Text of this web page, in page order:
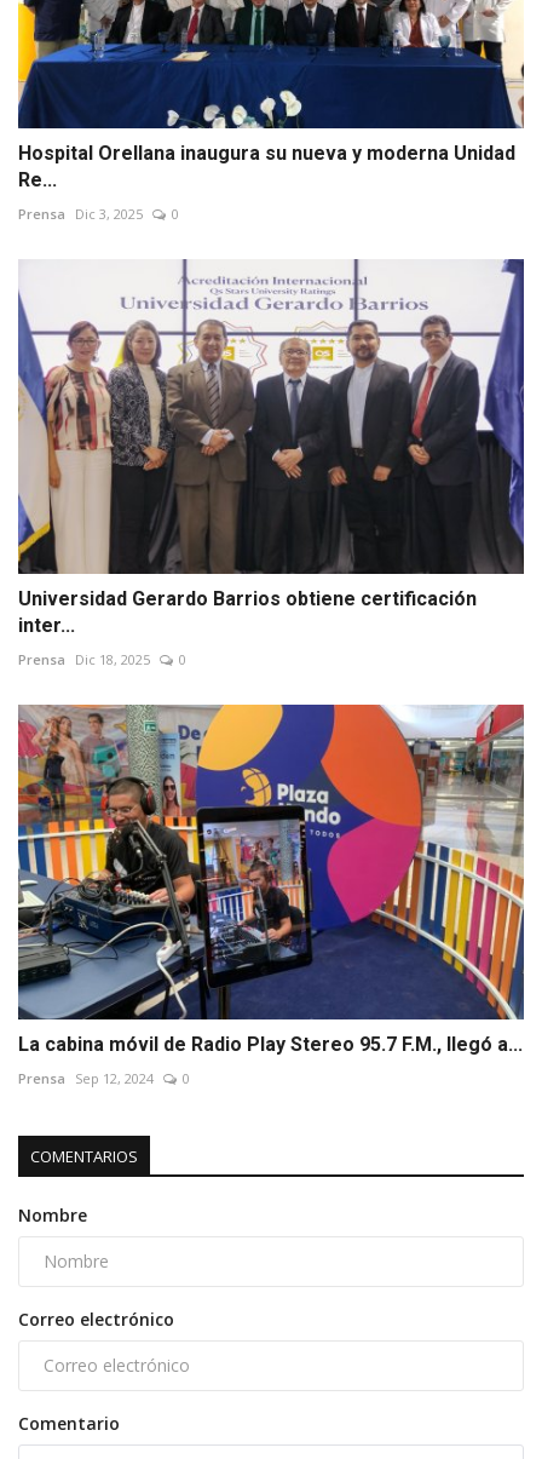
Hospital Orellana inaugura su nueva y moderna Unidad
Re...
Prensa Dic 3, 2025 0
Universidad Gerardo Barrios obtiene certificación
inter...
Prensa Dic 18, 2025 0
La cabina móvil de Radio Play Stereo 95.7 F.M., llegó a...
Prensa Sep 12, 2024 0
COMENTARIOS
Nombre
Correo electrónico
Comentario